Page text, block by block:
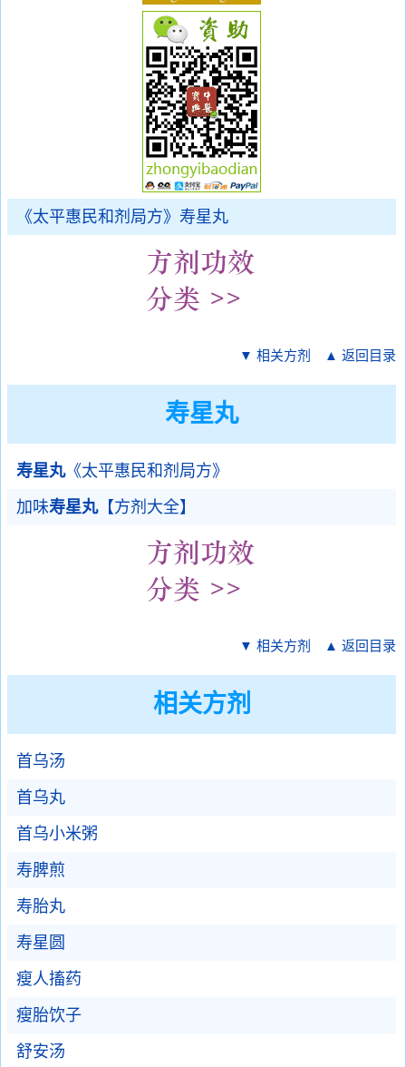
《太平惠民和剂局方》寿星丸
▼ 相关方剂 ▲ 返回目录
寿星丸
寿星丸《太平惠民和剂局方》
加味寿星丸【方剂大全】
▼ 相关方剂 ▲ 返回目录
相关方剂
首乌汤
首乌丸
首乌小米粥
寿脾煎
寿胎丸
寿星圆
瘦人搐药
瘦胎饮子
舒安汤